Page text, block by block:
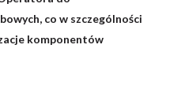
co w szczególności
komponentów